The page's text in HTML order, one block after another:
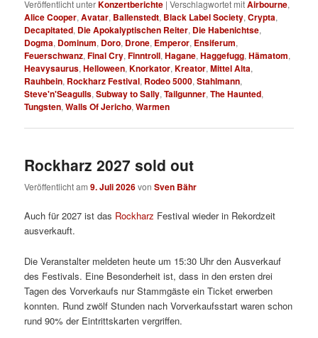
Veröffentlicht unterKonzertberichte |Verschlagwortet mitAirbourne,
Alice Cooper,Avatar, Ballenstedt, Black Label Society,Crypta,
Decapitated, Die Apokalyptischen Reiter, Die Habenichtse,
Dogma, Dominum, Doro, Drone, Emperor, Ensiferum,
Feuerschwanz,Final Cry,Finntroll,Hagane,Haggefugg,Hämatom,
Heavysaurus,Helloween,Knorkator,Kreator,Mittel Alta,
Rauhbein, Rockharz Festival, Rodeo 5000,Stahlmann,
Steve'n'Seagulls,Subway to Sally,Tailgunner,The Haunted,
Tungsten,Walls Of Jericho,Warmen
Rockharz 2027 sold out
Veröffentlicht am9. Juli 2026vonSven Bähr
Auch für 2027 ist das Rockharz Festival wieder in Rekordzeit
ausverkauft.
Die Veranstalter meldeten heute um 15:30 Uhr den Ausverkauf
des Festivals. Eine Besonderheit ist, dass in den ersten drei
Tagen des Vorverkaufs nur Stammgäste ein Ticket erwerben
konnten. Rund zwölf Stunden nach Vorverkaufsstart waren schon
rund 90% der Eintrittskarten vergriffen.